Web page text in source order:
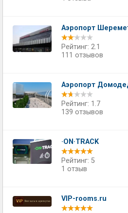
Аэропорт
Рейтинг: 2.1
111 отзывов
Аэропорт
Рейтинг: 1.7
139 отзывов
·ON·TRACK
Рейтинг: 5
1 отзыв
VIP-rooms.ru